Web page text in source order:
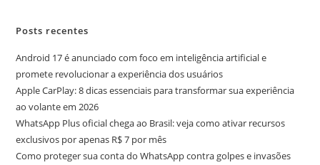
Posts recentes
Android 17 é anunciado com foco em inteligência artificial e
promete revolucionar a experiência dos usuários
Apple CarPlay: 8 dicas essenciais para transformar sua experiência
ao volante em 2026
WhatsApp Plus oficial chega ao Brasil: veja como ativar recursos
exclusivos por apenas R$ 7 por mês
Como proteger sua conta do WhatsApp contra golpes e invasões